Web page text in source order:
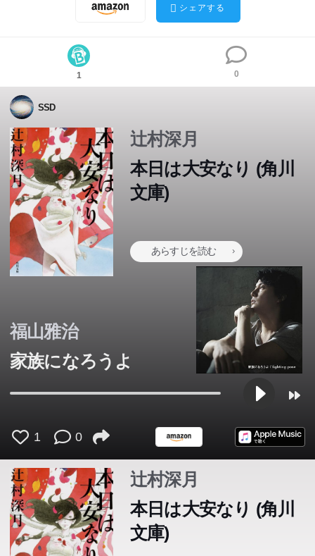
シェアする
1 0
SSD
辻村深月
本日は大安なり (角川
文庫)
あらすじを読む
婦に振り回されっぱなしのウェディングプランナー、大好
きな叔母の結婚にフクザツな心境の男子小学生、誰にも言
えない重大な秘密を抱えたまま当日を迎えてしまった新
郎。それぞれの事情が臨界点に達した、そのとき──。新
郎新婦をとりまくとびきりの幸福感に入り交じる疑惑と思
惑。エンタメ史上最高の結婚式小説！
福山雅治
家族になろうよ
1 0
辻村深月
本日は大安なり (角川
文庫)
婦に振り回されっぱなしのウェディングプランナー、大好
きな叔母の結婚にフクザツな心境の男子小学生、誰にも言
えない重大な秘密を抱えたまま当日を迎えてしまった新
郎。それぞれの事情が臨界点に達した、そのとき──。新
郎新婦をとりまくとびきりの幸福感に入り交じる疑惑と思
惑。エンタメ史上最高の結婚式小説！